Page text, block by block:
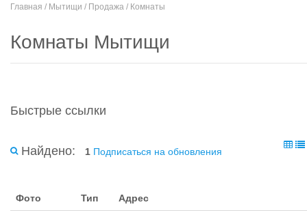
Главная / Мытищи / Продажа / Комнаты
Комнаты Мытищи
Быстрые ссылки
Найдено: 1 Подписаться на обновления
Фото Тип Адрес